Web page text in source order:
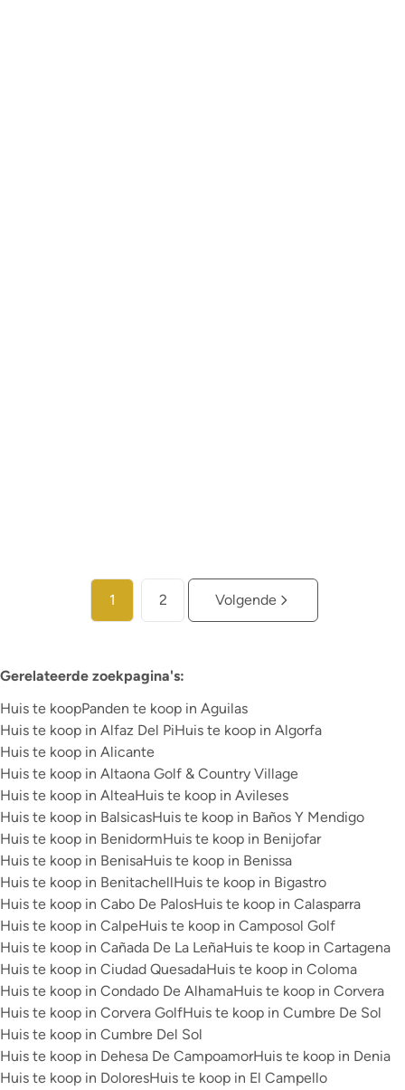
1 2 Volgende
Gerelateerde zoekpagina's:
Huis te koopPanden te koop in Aguilas
Huis te koop in Alfaz Del PiHuis te koop in Algorfa
Huis te koop in Alicante
Huis te koop in Altaona Golf & Country Village
Huis te koop in AlteaHuis te koop in Avileses
Huis te koop in BalsicasHuis te koop in Baños Y Mendigo
Huis te koop in BenidormHuis te koop in Benijofar
Huis te koop in BenisaHuis te koop in Benissa
Huis te koop in BenitachellHuis te koop in Bigastro
Huis te koop in Cabo De PalosHuis te koop in Calasparra
Huis te koop in CalpeHuis te koop in Camposol Golf
Huis te koop in Cañada De La LeñaHuis te koop in Cartagena
Huis te koop in Ciudad QuesadaHuis te koop in Coloma
Huis te koop in Condado De AlhamaHuis te koop in Corvera
Huis te koop in Corvera GolfHuis te koop in Cumbre De Sol
Huis te koop in Cumbre Del Sol
Huis te koop in Dehesa De CampoamorHuis te koop in Denia
Huis te koop in DoloresHuis te koop in El Campello